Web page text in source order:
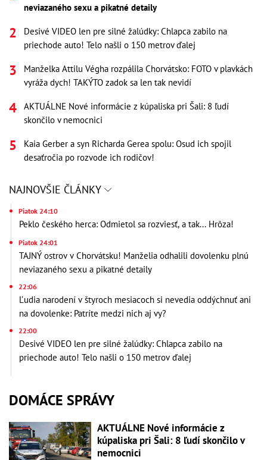
neviazaného sexu a pikatné detaily
Desivé VIDEO len pre silné žalúdky: Chlapca zabilo na
priechode auto! Telo našli o 150 metrov ďalej
Manželka Attilu Végha rozpálila Chorvátsko: FOTO v plavkách
vyráža dych! TAKÝTO zadok sa len tak nevidí
AKTUÁLNE Nové informácie z kúpaliska pri Šali: 8 ľudí
skončilo v nemocnici
Kaia Gerber a syn Richarda Gerea spolu: Osud ich spojil
desaťročia po rozvode ich rodičov!
NAJNOVŠIE ČLÁNKY
Piatok 24:10
Peklo českého herca: Odmietol sa rozviesť, a tak... Hrôza!
Piatok 24:01
TAJNÝ ostrov v Chorvátsku! Manželia odhalili dovolenku plnú
neviazaného sexu a pikatné detaily
22:06
Ľudia narodení v štyroch mesiacoch si nevedia oddýchnuť ani
na dovolenke: Patríte medzi nich aj vy?
22:00
Desivé VIDEO len pre silné žalúdky: Chlapca zabilo na
priechode auto! Telo našli o 150 metrov ďalej
DOMÁCE SPRÁVY
AKTUÁLNE Nové informácie z
kúpaliska pri Šali: 8 ľudí skončilo v
nemocnici